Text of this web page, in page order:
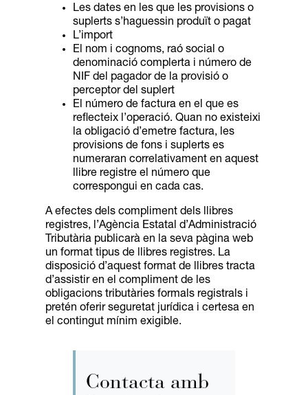
Les dates en les que les provisions o
suplerts s’haguessin produït o pagat
L’import
El nom i cognoms, raó social o
denominació complerta i número de
NIF del pagador de la provisió o
perceptor del suplert
El número de factura en el que es
reflecteix l’operació. Quan no existeixi
la obligació d’emetre factura, les
provisions de fons i suplerts es
numeraran correlativament en aquest
llibre registre el número que
correspongui en cada cas.
A efectes dels compliment dels llibres
registres, l’Agència Estatal d’Administració
Tributària publicarà en la seva pàgina web
un format tipus de llibres registres. La
disposició d’aquest format de llibres tracta
d’assistir en el compliment de les
obligacions tributàries formals registrals i
pretén oferir seguretat jurídica i certesa en
el contingut mínim exigible.
Contacta amb